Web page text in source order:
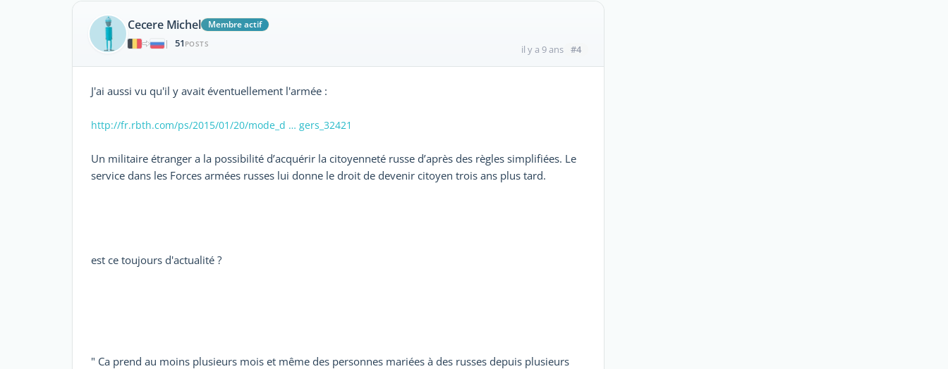
Cecere Michel
Membre actif
|
51 POSTS il y a 9 ans #4
J'ai aussi vu qu'il y avait éventuellement l'armée :
http://fr.rbth.com/ps/2015/01/20/mode_d … gers_32421
Un militaire étranger a la possibilité d’acquérir la citoyenneté russe d’après des règles simplifiées. Le
service dans les Forces armées russes lui donne le droit de devenir citoyen trois ans plus tard.
est ce toujours d'actualité ?
" Ca prend au moins plusieurs mois et même des personnes mariées à des russes depuis plusieurs